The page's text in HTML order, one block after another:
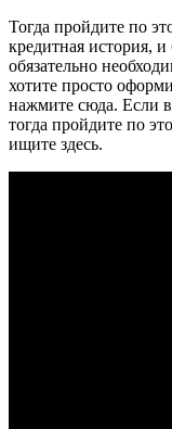
Тогда пройдите по
кредитная история,
обязательно
хотите просто
нажмите сюда. Если
тогда пройдите по
ищите здесь.